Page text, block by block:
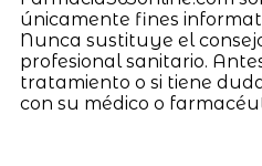
únicamente fines
Nunca sustituye el
profesional sanitario.
tratamiento o si tiene
con su médico o